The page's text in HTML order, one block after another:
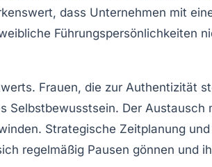
dass Unternehmen mit
Führungspersönlichkeiten
Frauen, die zur Authentizität
Der
Strategische Zeitplanung
regelmäßig Pausen gönnen und